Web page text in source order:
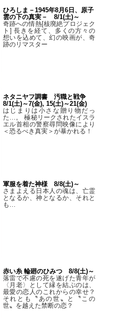
ひろしま－1945年8月6日、原子
雲の下の真実－ 8/1(土)～
奇跡への情熱[核廃絶プロジェク
ト] 長きを経て、多くの方々の
想いを込めて、幻の映画が、奇
跡のリマスター
ネタニヤフ調書 汚職と戦争
8/1(土)～7(金), 15(土)～21(金)
はじまりは小さな贈り物だっ
た…。 極秘リークされたイスラ
エル首相の警察尋問映像により
＜恐るべき真実＞が暴かれる！
軍服を着た神様 8/8(土)～
さまよえる日本人の魂は、亡霊
となるか、神となるか、それと
も…
赤い糸 輪廻のひみつ 8/8(土)～
落雷で不慮の死を遂げた青年が
〈月老〉として縁を結ぶのは、
最愛の恋人のこれからの幸せ？
それとも〝あの世〟と〝この
世〟を越えた禁断の恋？